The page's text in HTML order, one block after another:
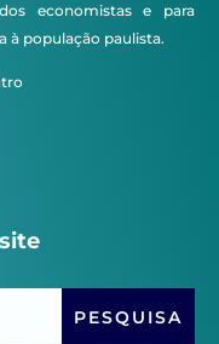
economistas e para
à população paulista.